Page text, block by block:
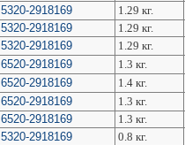
5320-2918169 1.29 кг.
5320-2918169 1.29 кг.
5320-2918169 1.29 кг.
6520-2918169 1.3 кг.
6520-2918169 1.4 кг.
6520-2918169 1.3 кг.
6520-2918169 1.3 кг.
5320-2918169 0.8 кг.